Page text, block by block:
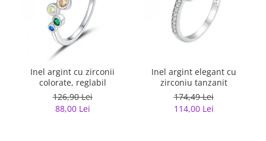
Inel argint cu zirconii
colorate, reglabil
126,90 Lei
88,00 Lei
Inel argint elegant cu
zirconiu tanzanit
174,49 Lei
114,00 Lei